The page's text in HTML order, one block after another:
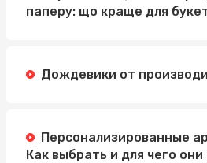
паперу: що краще для
Дождевики от
Персонализированные
Как выбрать и для чего